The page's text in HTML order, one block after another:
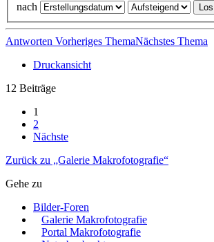
nach
Antworten Vorheriges ThemaNächstes Thema
Druckansicht
12 Beiträge
1
2
Nächste
Zurück zu „Galerie Makrofotografie“
Gehe zu
Bilder-Foren
Galerie Makrofotografie
Portal Makrofotografie